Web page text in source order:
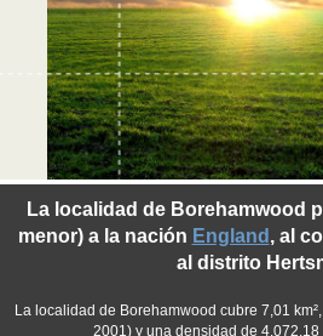
La localidad de Borehamwood
menor) a la nación England , al
al distrito
La localidad de Borehamwood cubre 7,01
2001) y una densidad de 4.072,18